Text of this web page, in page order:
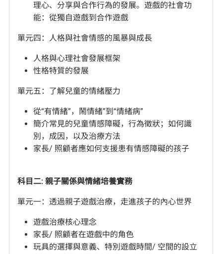
理心、分享與合作行為的發展。遊戲的社會功
能：從獨自遊戲到合作遊戲
單元四：人格與社會情感的風暴與成長
人格與心理社會發展框架
性格特質的發展
單元五：了解兒童的情緒壓力
從“有情緒”，鬧情緒”到“情緒病”
簡介常見的兒童情感障礙，行為徵狀；如何識
別，成因，以及治療方法
家長/ 照顧者應如何支援患有情感障礙的孩子
科目二: 親子關係與情緒培養實務
單元一：透過親子遊戲治療，走進孩子的內心世界
遊戲治療核心理念
家長/ 照顧者在遊戲中的角色
玩具的選擇與意義、特別遊戲時間/ 空間的設立